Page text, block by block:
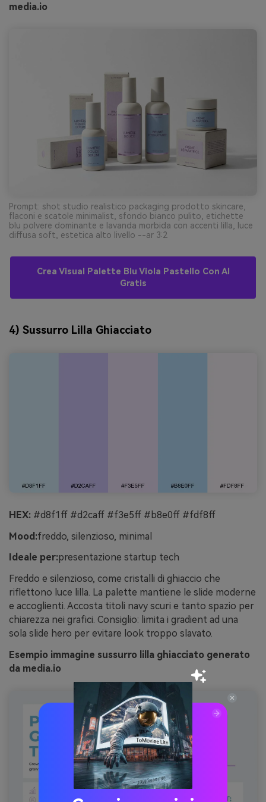
media.io
Prompt: shot studio realistico packaging prodotto skincare,
flaconi e scatole minimalist, sfondo bianco pulito, etichette
blu polvere dominante e lavanda morbida con accenti lilla, luce
diffusa soft, estetica alto livello --ar 3:2
Crea Visual Palette Blu Viola Pastello Con AI
Gratis
4) Sussurro Lilla Ghiacciato
HEX: #d8f1ff #d2caff #f3e5ff #b8e0ff #fdf8ff
Mood:freddo, silenzioso, minimal
Ideale per:presentazione startup tech
Freddo e silenzioso, come cristalli di ghiaccio che
riflettono luce lilla. La palette mantiene le slide moderne
e accoglienti. Accosta titoli navy scuri e tanto spazio per
chiarezza nei grafici. Consiglio: limita i gradient ad una
sola slide hero per evitare look troppo slavato.
Esempio immagine sussurro lilla ghiacciato generato
da media.io